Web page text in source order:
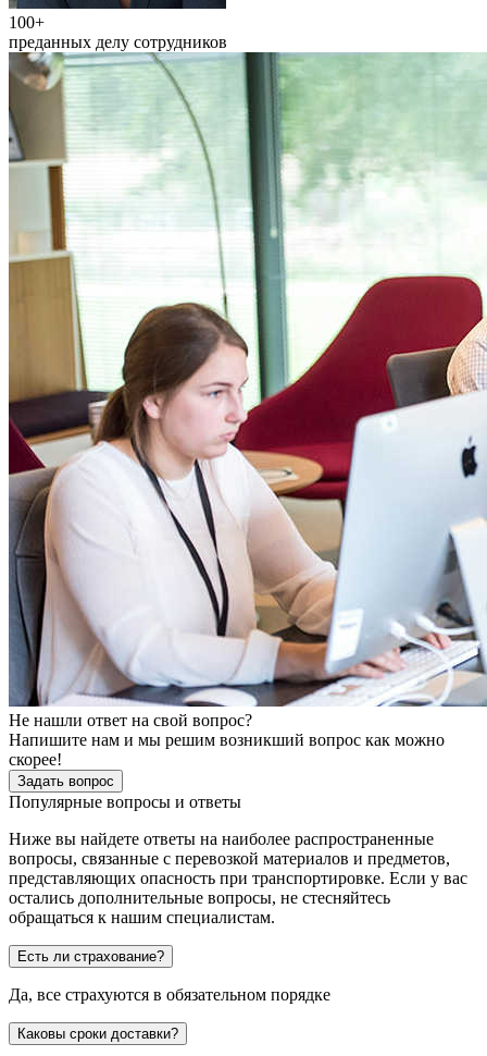
100+
преданных делу сотрудников
Не нашли ответ на свой вопрос?
Напишите нам и мы решим возникший вопрос как можно
скорее!
Задать вопрос
Популярные вопросы и ответы
Ниже вы найдете ответы на наиболее распространенные
вопросы, связанные с перевозкой материалов и предметов,
представляющих опасность при транспортировке. Если у вас
остались дополнительные вопросы, не стесняйтесь
обращаться к нашим специалистам.
Есть ли страхование?
Да, все страхуются в обязательном порядке
Каковы сроки доставки?